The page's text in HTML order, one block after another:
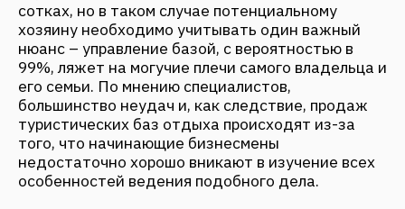
Помимо субъективных причин неудач, таких как
«розовые очки» предпринимателей, есть ещё и
объективные, с которыми, к сожалению,
бесполезно бороться. Высокая сезонность по
всей территории РФ и дороговизна земель в
пригородах мегаполисов – очевидно, одни их
основных объективных причин.
Подводя итоги, стоит отметить, что прежде чем
затеять какой-либо бизнес, необходимо
определить для себя – хотите ли вы дело,
приносящее прибыль или дело, только